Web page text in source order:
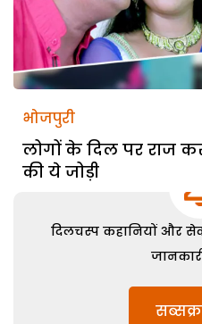
भोजपुरी
लोगों के दिल पर राज
की ये जोड़ी
दिलचस्प कहानियों और